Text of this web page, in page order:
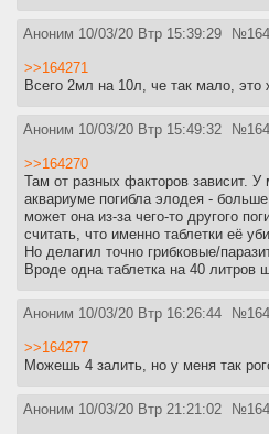
Аноним 10/03/20 Втр 15:39:29 №
>>164271
Всего 2мл на 10л, че так мало,
Аноним 10/03/20 Втр 15:49:32 №
>>164270
Там от разных факторов зависит.
аквариуме погибла элодея -
может она из-за чего-то другого
считать, что именно таблетки её
Но делагил точно грибковые/
Вроде одна таблетка на 40 литров
Аноним 10/03/20 Втр 16:26:44 №
>>164277
Можешь 4 залить, но у меня так
Аноним 10/03/20 Втр 21:21:02 №